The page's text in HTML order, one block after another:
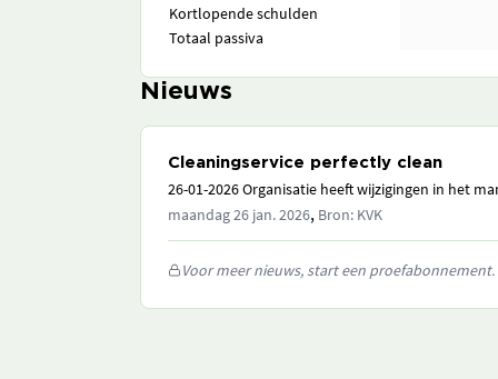
Kortlopende schulden
Totaal passiva
Nieuws
Cleaningservice perfectly clean
26-01-2026 Organisatie heeft wijzigingen in het
maandag 26 jan. 2026, Bron: KVK
Voor meer nieuws, start een proefabonnement.